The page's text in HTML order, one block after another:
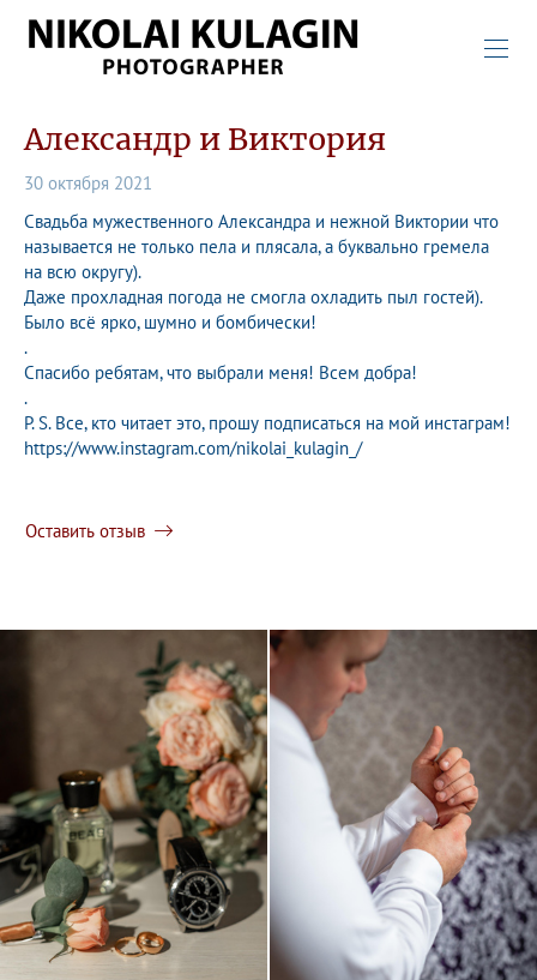
Александр и Виктория
30 октября 2021
Свадьба мужественного Александра и нежной Виктории что
называется не только пела и плясала, а буквально гремела
на всю округу).
Даже прохладная погода не смогла охладить пыл гостей).
Было всё ярко, шумно и бомбически!
.
Спасибо ребятам, что выбрали меня! Всем добра!
.
P. S. Все, кто читает это, прошу подписаться на мой инстаграм!
https://www.instagram.com/nikolai_kulagin_/
Оставить отзыв